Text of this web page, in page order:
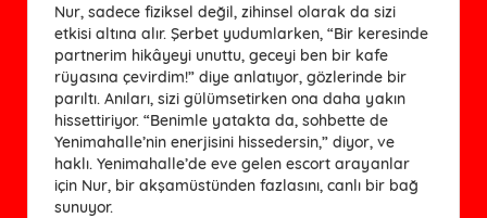
Nur, sadece fiziksel değil, zihinsel olarak da sizi
etkisi altına alır. Şerbet yudumlarken, “Bir keresinde
partnerim hikâyeyi unuttu, geceyi ben bir kafe
rüyasına çevirdim!” diye anlatıyor, gözlerinde bir
parıltı. Anıları, sizi gülümsetirken ona daha yakın
hissettiriyor. “Benimle yatakta da, sohbette de
Yenimahalle’nin enerjisini hissedersin,” diyor, ve
haklı. Yenimahalle’de eve gelen escort arayanlar
için Nur, bir akşamüstünden fazlasını, canlı bir bağ
sunuyor.